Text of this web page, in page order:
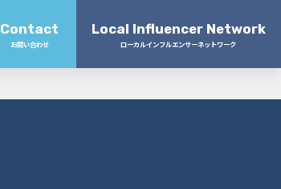
Contact
お問い合わせ
Local Influencer Network
ローカルインフルエンサーネットワーク